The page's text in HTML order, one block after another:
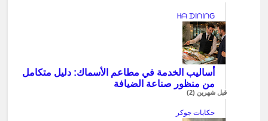
ᕼᗩ ᗪIᑎIᑎG
أساليب الخدمة في مطاعم الأسماك: دليل متكامل
من منظور صناعة الضيافة
قبل شهرين (2)
حكايات جوكر